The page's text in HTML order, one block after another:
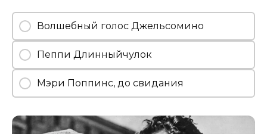
Волшебный голос Джельсомино
Пеппи Длинныйчулок
Мэри Поппинс, до свидания